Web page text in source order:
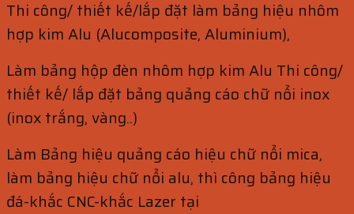
Thi công/ thiết kế/lắp đặt làm bảng hiệu nhôm
hợp kim Alu (Alucomposite, Aluminium),
Làm bảng hộp đèn nhôm hợp kim Alu Thi công/
thiết kế/ lắp đặt bảng quảng cáo chữ nổi inox
(inox trắng, vàng..)
Làm Bảng hiệu quảng cáo hiệu chữ nổi mica,
làm bảng hiệu chữ nổi alu, thì công bảng hiệu
đá-khắc CNC-khắc Lazer tại